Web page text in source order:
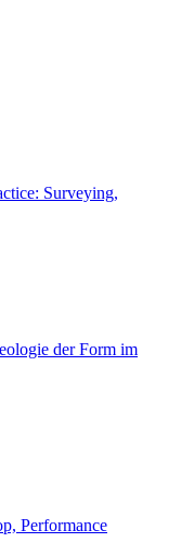
Surveying,
der Form im
Performance